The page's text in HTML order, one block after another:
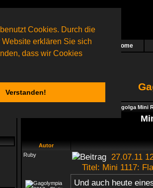
Cookies. Durch die
erklären Sie sich
dass wir Cookies
Verstanden!
Rätsel ist in Arbeit Home
registrierte und 75 Gäste)
online:
Gagolga Mini
Autor
Ruby
27.07.11
Titel: Mini 1117:
Und auch heute